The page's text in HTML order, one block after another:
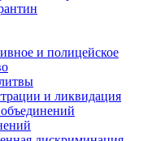
и полицейское
и ликвидация